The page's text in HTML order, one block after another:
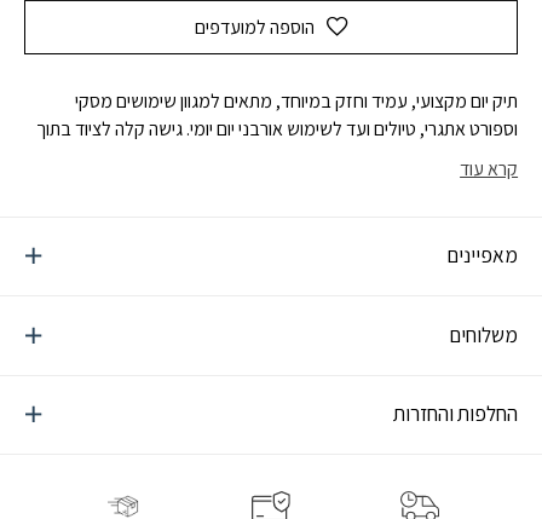
הוספה למועדפים
תיק יום מקצועי, עמיד וחזק במיוחד, מתאים למגוון שימושים מסקי
וספורט אתגרי, טיולים ועד לשימוש אורבני יום יומי. גישה קלה לציוד בתוך
32 ליטר
קרא עוד
מאפיינים
משלוחים
החלפות והחזרות